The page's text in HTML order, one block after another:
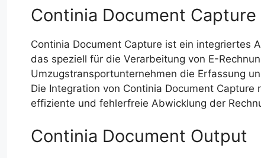
Continia Document Capture
Continia Document Capture ist ein integriertes
das speziell für die Verarbeitung von E-
Umzugstransportunternehmen die Erfassung
Die Integration von Continia Document
effiziente und fehlerfreie Abwicklung der
Continia Document Output